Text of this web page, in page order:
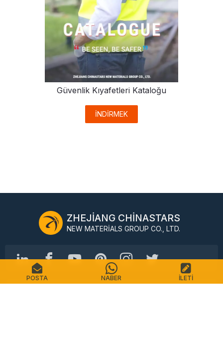
Güvenlik Kıyafetleri Kataloğu
İNDİRMEK
ZHEJIANG CHINASTARS
NEW MATERIALS GROUP CO., LTD.
POSTA NABER İLETI